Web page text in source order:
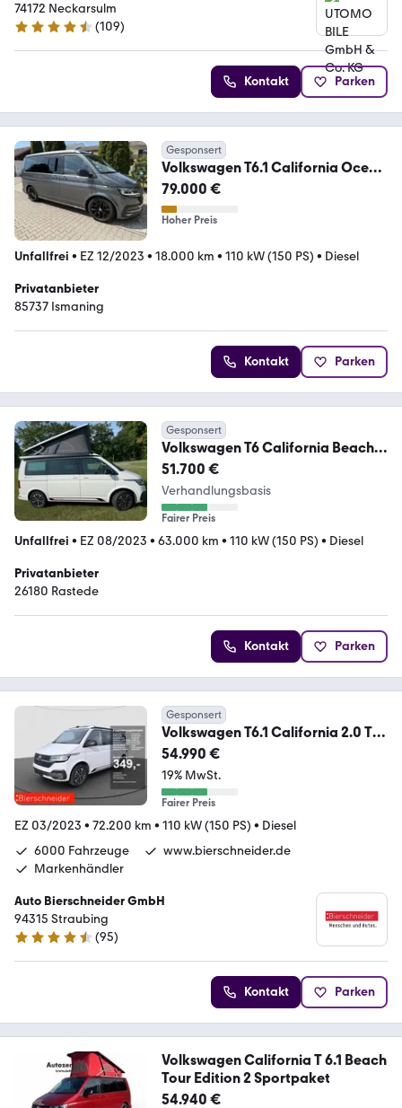
74172 Neckarsulm
4.5 Sterne
(109)
Kontakt Parken
Gesponsert
Volkswagen T6.1 California Ocean
AHK UVP: 106000
79.000 €
Hoher Preis
Unfallfrei • EZ 12/2023 • 18.000 km • 110 kW (150 PS) • Diesel
Privatanbieter
85737 Ismaning
Kontakt Parken
Gesponsert
Volkswagen T6 California Beach
2.0 TDi
51.700 €
Verhandlungsbasis
Fairer Preis
Unfallfrei • EZ 08/2023 • 63.000 km • 110 kW (150 PS) • Diesel
Privatanbieter
26180 Rastede
Kontakt Parken
Gesponsert
Volkswagen T6.1 California 2.0 TDI
DSG Beach Camper Edition
54.990 €
19% MwSt.
Fairer Preis
EZ 03/2023 • 72.200 km • 110 kW (150 PS) • Diesel
6000 Fahrzeuge
www.bierschneider.de
Markenhändler
Auto Bierschneider GmbH
94315 Straubing
4.6 Sterne
(95)
Kontakt Parken
Volkswagen California T 6.1 Beach
Tour Edition 2 Sportpaket
54.940 €